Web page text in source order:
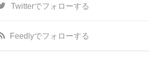
Twitterでフォローする
Feedlyでフォローする